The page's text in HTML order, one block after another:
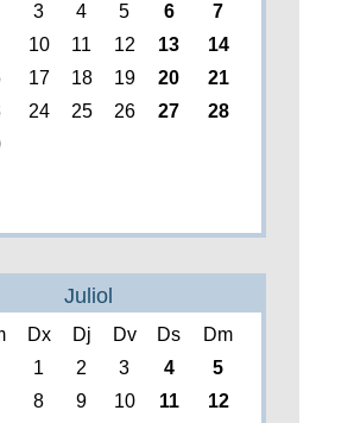
3 4 5 6
7
10 11 12 13
14
17 18 19 20
21
24 25 26 27
28
Juliol
Dx Dj Dv Ds
Dm
1
2 3 4
5
8 9 10 11
12